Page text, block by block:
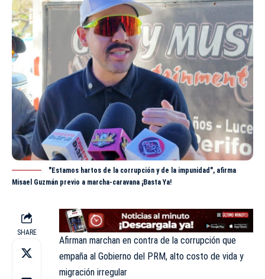
"Estamos hartos de la corrupción y de la impunidad", afirma
Misael Guzmán previo a marcha-caravana ¡Basta Ya!
SHARE
Afirman marchan en contra de la corrupción que
empaña al Gobierno del PRM, alto costo de vida y
migración irregular